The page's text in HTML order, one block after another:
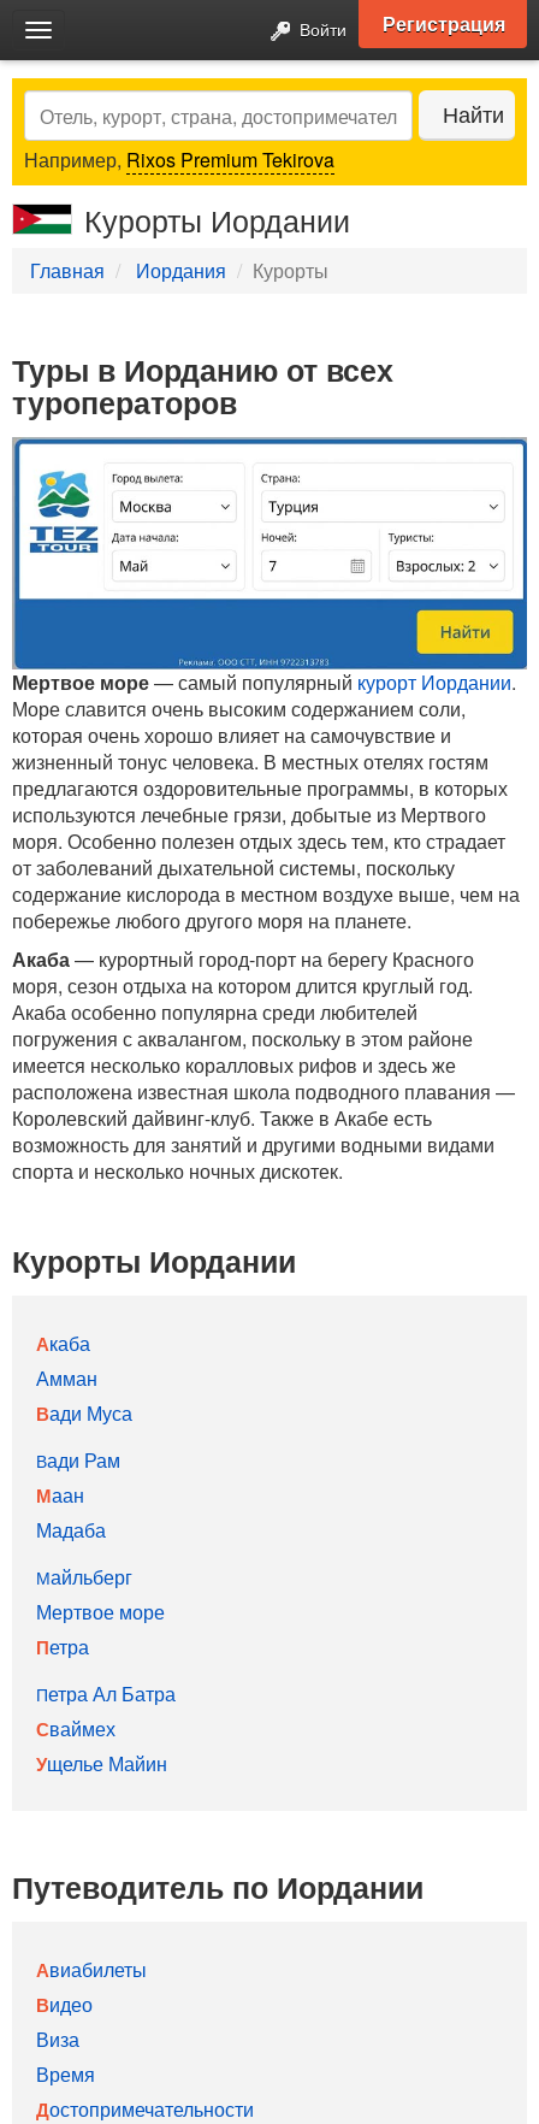
Toggle
navigation
Войти Регистрация
Search Найти
Например, Rixos Premium Tekirova
Курорты Иордании
Главная Иордания Курорты
Туры в Иорданию от всех
туроператоров
Мертвое море— самый популярный курорт Иордании.
Море славится очень высоким содержанием соли,
которая очень хорошо влияет на самочувствие и
жизненный тонус человека. В местных отелях гостям
предлагаются оздоровительные программы, в которых
используются лечебные грязи, добытые из Мертвого
моря. Особенно полезен отдых здесь тем, кто страдает
от заболеваний дыхательной системы, поскольку
содержание кислорода в местном воздухе выше, чем на
побережье любого другого моря на планете.
Акаба— курортный город-порт на берегу Красного
моря, сезон отдыха на котором длится круглый год.
Акаба особенно популярна среди любителей
погружения с аквалангом, поскольку в этом районе
имеется несколько коралловых рифов и здесь же
расположена известная школа подводного плавания —
Королевский дайвинг-клуб. Также в Акабе есть
возможность для занятий и другими водными видами
спорта и несколько ночных дискотек.
Курорты Иордании
Акаба
Амман
Вади Муса
Вади Рам
Маан
Мадаба
Майльберг
Мертвое море
Петра
Петра Ал Батра
Сваймех
Ущелье Майин
Путеводитель по Иордании
Авиабилеты
Видео
Виза
Время
Достопримечательности